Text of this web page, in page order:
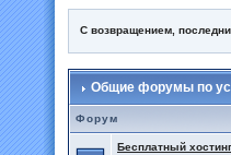
С возвращением,
Общие форумы по
Форум
Бесплатный хостинг